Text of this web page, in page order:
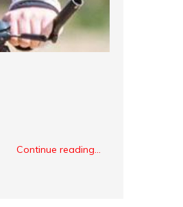
Continue reading...